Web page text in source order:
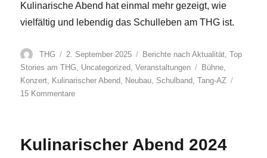
Kulinarische Abend hat einmal mehr gezeigt, wie
vielfältig und lebendig das Schulleben am THG ist.
Autor
THG
Veröffentlicht
am
2. September 2025 Kategorien
Berichte nach Aktualität,Top
Stories am THG, Uncategorized,Veranstaltungen Schlagwörter
Bühne,
Konzert, Kulinarischer Abend, Neubau, Schulband,Tang-AZ
15 Kommentarezu
Kulinarischer Abend 2024